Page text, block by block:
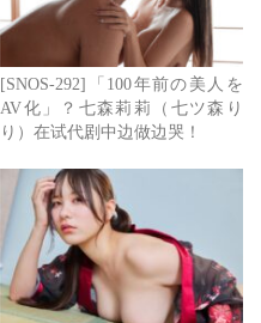
[SNOS-292]「100年前の美人を
AV化」？七森莉莉（七ツ森り
り）在试代剧中边做边哭！